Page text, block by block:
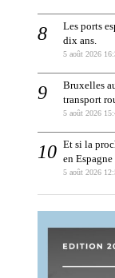
Les ports
dix ans.
5 août 2026
Bruxelles
transport
5 août 2026
Et si la
en Espagne
5 août 2026